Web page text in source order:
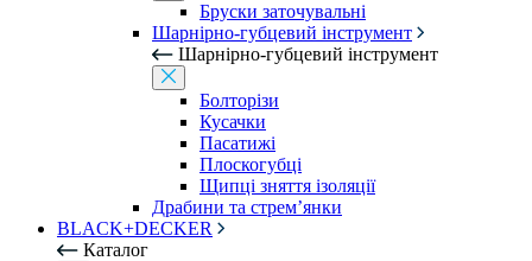
Бруски заточувальні
Шарнірно-губцевий інструмент
Шарнірно-губцевий інструмент
Болторізи
Кусачки
Пасатижі
Плоскогубці
Щипці зняття ізоляції
Драбини та стрем’янки
BLACK+DECKER
Каталог